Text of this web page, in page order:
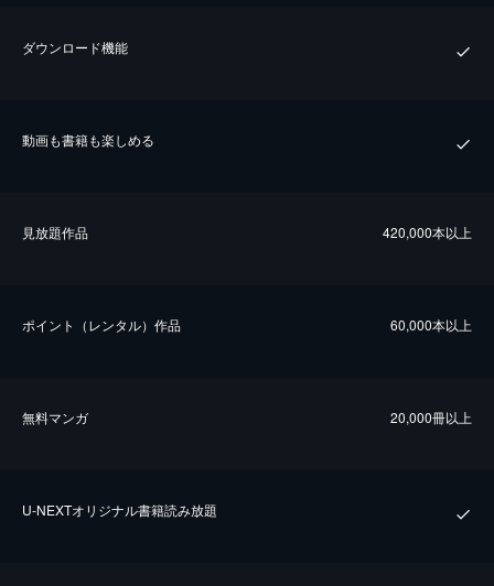
ダウンロード機能
動画も書籍も楽しめる
⾒放題作品 420,000本以上
ポイント（レンタル）作品 60,000本以上
無料マンガ 20,000冊以上
U-NEXTオリジナル書籍読み放題